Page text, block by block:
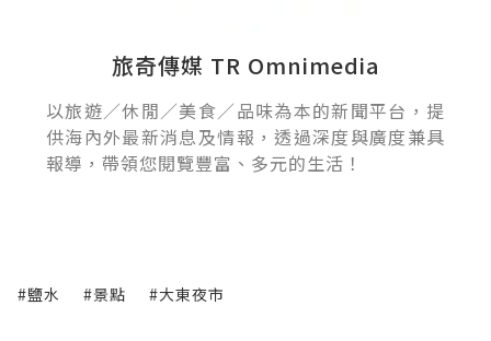
旅奇傳媒 TR Omnimedia
以旅遊／休閒／美食／品味為本的新聞平台，提
供海內外最新消息及情報，透過深度與廣度兼具
報導，帶領您閱覽豐富、多元的生活！
#鹽水 #景點 #大東夜市